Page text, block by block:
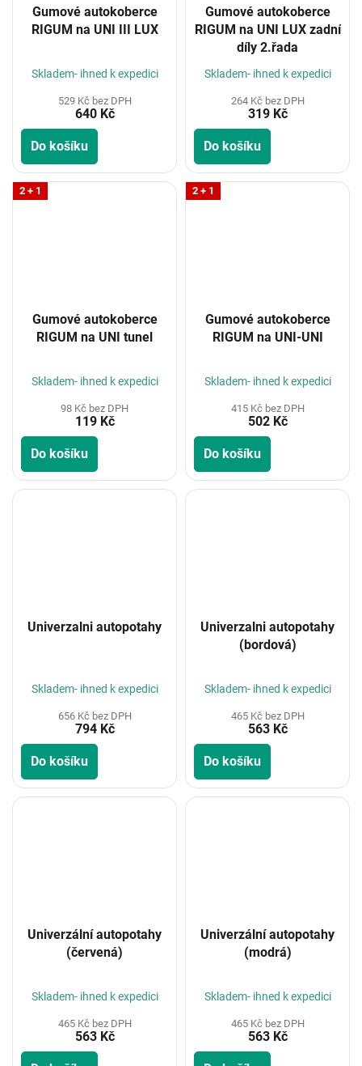
Gumové autokoberce
RIGUM na UNI III LUX
Skladem- ihned k expedici
529 Kč bez DPH
640 Kč
Do košíku
Gumové autokoberce
RIGUM na UNI LUX zadní
díly 2.řada
Skladem- ihned k expedici
264 Kč bez DPH
319 Kč
Do košíku
2 + 1
Gumové autokoberce
RIGUM na UNI tunel
Skladem- ihned k expedici
98 Kč bez DPH
119 Kč
Do košíku
2 + 1
Gumové autokoberce
RIGUM na UNI-UNI
Skladem- ihned k expedici
415 Kč bez DPH
502 Kč
Do košíku
Univerzalni autopotahy
Skladem- ihned k expedici
656 Kč bez DPH
794 Kč
Do košíku
Univerzalni autopotahy
(bordová)
Skladem- ihned k expedici
465 Kč bez DPH
563 Kč
Do košíku
Univerzální autopotahy
(červená)
Skladem- ihned k expedici
465 Kč bez DPH
563 Kč
Univerzální autopotahy
(modrá)
Skladem- ihned k expedici
465 Kč bez DPH
563 Kč